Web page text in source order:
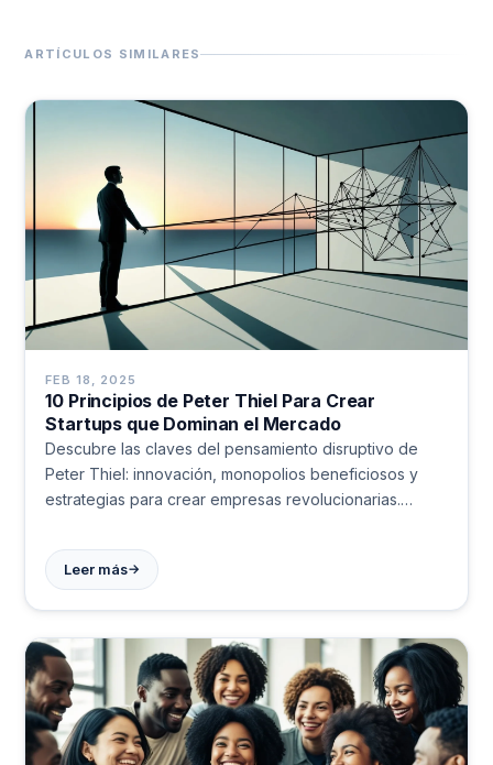
ARTÍCULOS SIMILARES
FEB 18, 2025
10 Principios de Peter Thiel Para Crear
Startups que Dominan el Mercado
Descubre las claves del pensamiento disruptivo de
Peter Thiel: innovación, monopolios beneficiosos y
estrategias para crear empresas revolucionarias.
Leer más→